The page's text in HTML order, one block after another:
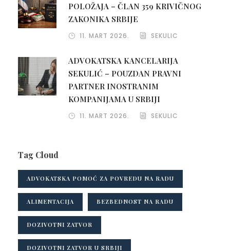
POLOŽAJA – ČLAN 359 KRIVIČNOG
ZAKONIKA SRBIJE
11. MART 2026. SEKULIC
ADVOKATSKA KANCELARIJA
SEKULIĆ – POUZDAN PRAVNI
PARTNER INOSTRANIM
KOMPANIJAMA U SRBIJI
11. MART 2026. SEKULIC
Tag Cloud
ADVOKATSKA POMOĆ ZA POVREDU NA RADU
ALIMENTACIJA BEZBEDNOST NA RADU
DOZIVOTNI ZATVOR
DOZIVOTNI ZATVOR U SRBIJI